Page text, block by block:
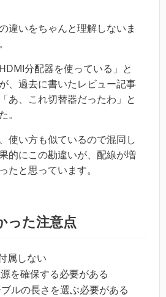
違いをちゃんと理解しないま
分配器を使っている」と
、過去に書いたレビュー記事
あ、これ切替器だったわ」と
。
使い方も似ているので混同し
的にこの勘違いが、配線が増
たと思っています。
った注意点
属しない
を確保する必要がある
ルの長さを選ぶ必要がある